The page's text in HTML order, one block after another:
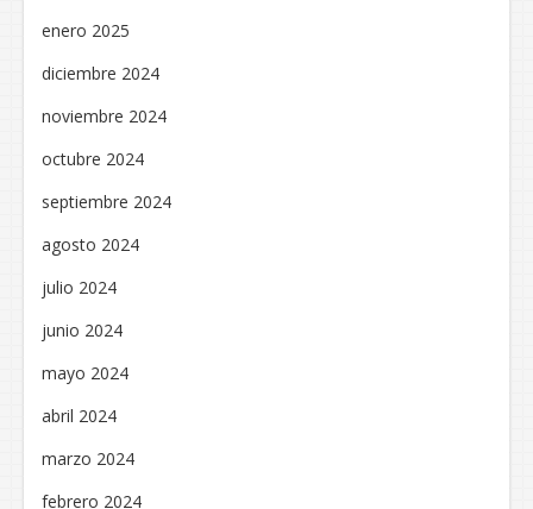
enero 2025
diciembre 2024
noviembre 2024
octubre 2024
septiembre 2024
agosto 2024
julio 2024
junio 2024
mayo 2024
abril 2024
marzo 2024
febrero 2024